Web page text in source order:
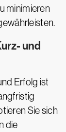
minimieren
und
Erfolg ist
Sie sich
die